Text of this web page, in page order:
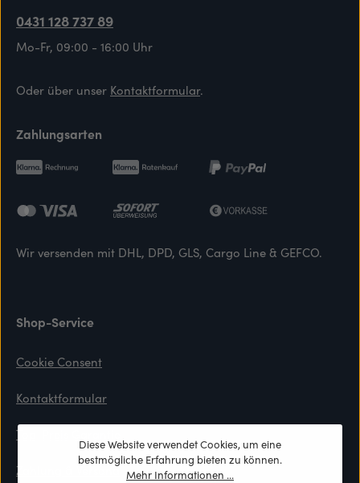
0431 128 737 89
Mo-Fr, 09:00 - 16:00 Uhr
Oder über unser Kontaktformular.
Zahlungsarten
Wir versenden mit DHL, DPD, GLS, Cargo Line & GEFCO.
Shop-Service
Cookie Consent
Kontaktformular
Top-Preis Garantie
Zahlung & Versand
Diese Website verwendet Cookies, um eine
bestmögliche Erfahrung bieten zu können.
Mehr Informationen ...